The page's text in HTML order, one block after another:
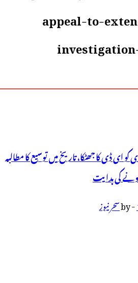
appeal-to-
ڈی کا جھٹکا، تاریخ میں توسیع کا مطالبہ
کی ہدایت
-
byسحر نیوز